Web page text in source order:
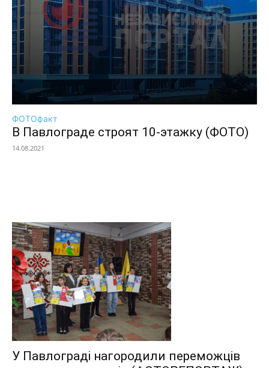
ФОТОфакт
В Павлограде строят 10-этажку (ФОТО)
14.08.2021
У Павлограді нагородили переможців